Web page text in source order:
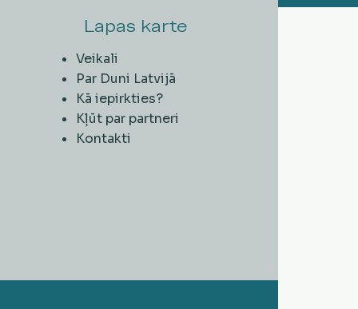
Lapas karte
Veikali
Par Duni Latvijā
Kā iepirkties?
Kļūt par partneri
Kontakti